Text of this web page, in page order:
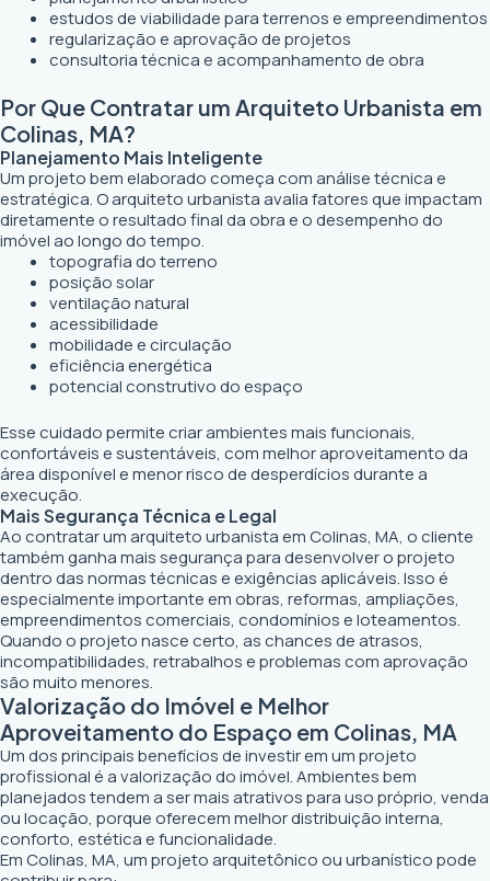
estudos de viabilidade para terrenos e empreendimentos
regularização e aprovação de projetos
consultoria técnica e acompanhamento de obra
Por Que Contratar um Arquiteto Urbanista em
Colinas, MA?
Planejamento Mais Inteligente
Um projeto bem elaborado começa com análise técnica e
estratégica. O arquiteto urbanista avalia fatores que impactam
diretamente o resultado final da obra e o desempenho do
imóvel ao longo do tempo.
topografia do terreno
posição solar
ventilação natural
acessibilidade
mobilidade e circulação
eficiência energética
potencial construtivo do espaço
Esse cuidado permite criar ambientes mais funcionais,
confortáveis e sustentáveis, com melhor aproveitamento da
área disponível e menor risco de desperdícios durante a
execução.
Mais Segurança Técnica e Legal
Ao contratar um arquiteto urbanista em Colinas, MA, o cliente
também ganha mais segurança para desenvolver o projeto
dentro das normas técnicas e exigências aplicáveis. Isso é
especialmente importante em obras, reformas, ampliações,
empreendimentos comerciais, condomínios e loteamentos.
Quando o projeto nasce certo, as chances de atrasos,
incompatibilidades, retrabalhos e problemas com aprovação
são muito menores.
Valorização do Imóvel e Melhor
Aproveitamento do Espaço em Colinas, MA
Um dos principais benefícios de investir em um projeto
profissional é a valorização do imóvel. Ambientes bem
planejados tendem a ser mais atrativos para uso próprio, venda
ou locação, porque oferecem melhor distribuição interna,
conforto, estética e funcionalidade.
Em Colinas, MA, um projeto arquitetônico ou urbanístico pode